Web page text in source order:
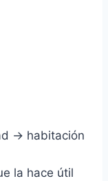
→ habitación
la hace útil